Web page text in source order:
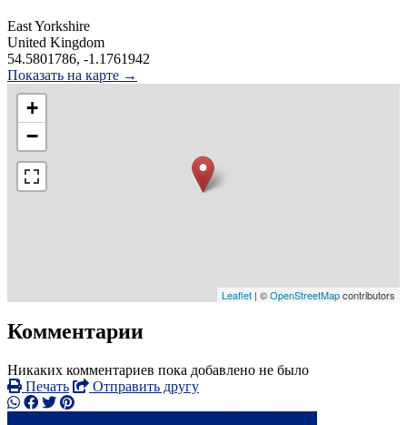
East Yorkshire
United Kingdom
54.5801786, -1.1761942
Показать на карте →
+
−
Leaflet | ©OpenStreetMapcontributors
Комментарии
Никаких комментариев пока добавлено не было
Печать
Отправить другу